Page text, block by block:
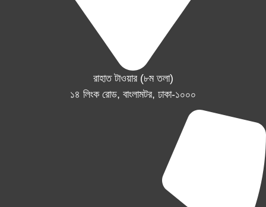
রাহাত টাওয়ার (৮ম তলা)
১৪ লিংক রোড, বাংলামটর, ঢাকা-১০০০